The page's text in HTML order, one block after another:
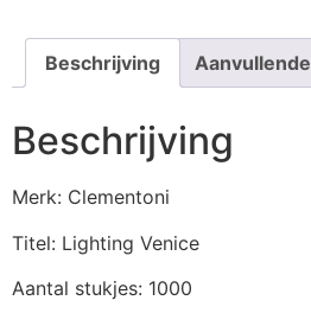
Beschrijving
Beschrijving
Merk: Clementoni
Titel: Lighting Venice
Aantal stukjes: 1000